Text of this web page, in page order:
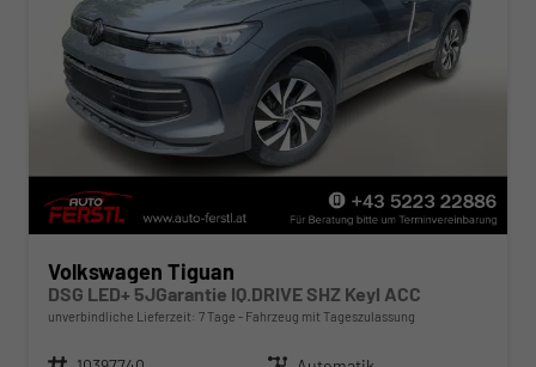
Volkswagen Tiguan
DSG LED+ 5JGarantie IQ.DRIVE SHZ Keyl ACC
unverbindliche Lieferzeit: 7 Tage Fahrzeug mit Tageszulassung